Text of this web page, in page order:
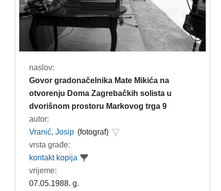
naslov:
Govor gradonačelnika Mate Mikića na
otvorenju Doma Zagrebačkih solista u
dvorišnom prostoru Markovog trga 9
autor:
Vranić, Josip (fotograf)
vrsta građe:
kontakt kopija
vrijeme:
07.05.1988. g.